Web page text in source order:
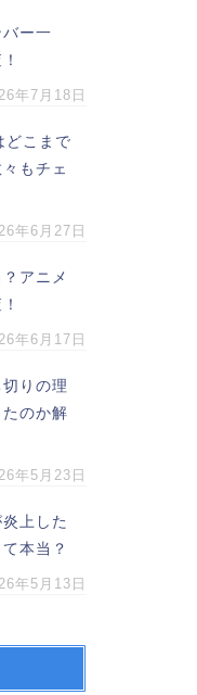
バー一
年7月18日
どこまで
もチェ
年6月27日
アニメ
年6月17日
りの理
のか解
年5月23日
上した
本当？
年5月13日